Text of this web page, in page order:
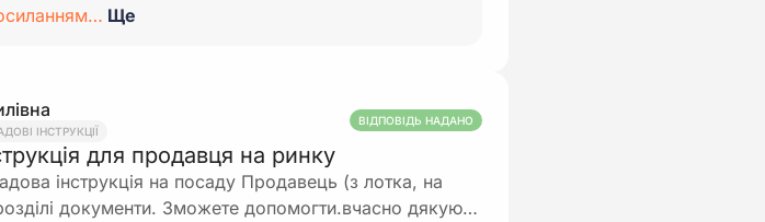
Ще
ІНСТРУКЦІЇ
ВІДПОВІДЬ НАДАНО
для продавця на ринку
інструкція на посаду Продавець (з лотка, на
документи. Зможете допомогти.вчасно дякую…